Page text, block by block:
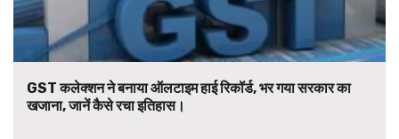
GST कलेक्शन ने बनाया ऑलटाइम हाई रिकॉर्ड, भर गया सरकार का
खजाना, जानें कैसे रचा इतिहास।